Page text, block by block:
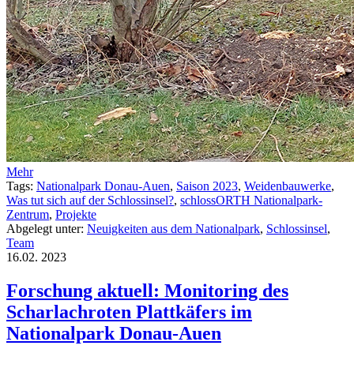
Mehr
Tags: Nationalpark Donau-Auen, Saison 2023, Weidenbauwerke,
Was tut sich auf der Schlossinsel?, schlossORTH Nationalpark-
Zentrum, Projekte
Abgelegt unter: Neuigkeiten aus dem Nationalpark, Schlossinsel,
Team
16.02. 2023
Forschung aktuell: Monitoring des
Scharlachroten Plattkäfers im
Nationalpark Donau-Auen